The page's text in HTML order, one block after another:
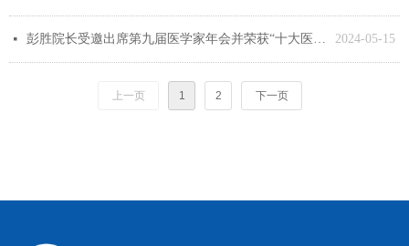
2024-05-15
넷 彭胜院长受邀出席第九届医学家年会并荣获“十大医学人文院管专家”荣誉称号
上一页 1 2 下一页